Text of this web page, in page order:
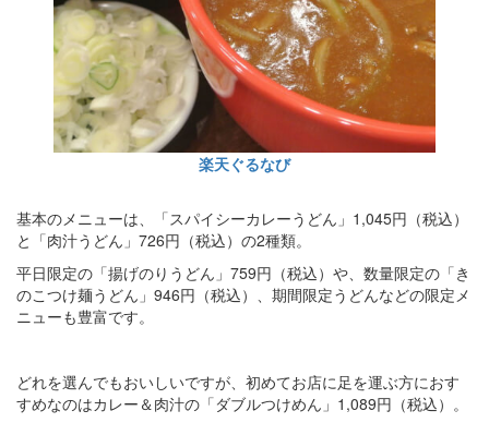
楽天ぐるなび
基本のメニューは、「スパイシーカレーうどん」1,045円（税込）
と「肉汁うどん」726円（税込）の2種類。
平日限定の「揚げのりうどん」759円（税込）や、数量限定の「き
のこつけ麺うどん」946円（税込）、期間限定うどんなどの限定メ
ニューも豊富です。
どれを選んでもおいしいですが、初めてお店に足を運ぶ方におす
すめなのはカレー＆肉汁の「ダブルつけめん」1,089円（税込）。